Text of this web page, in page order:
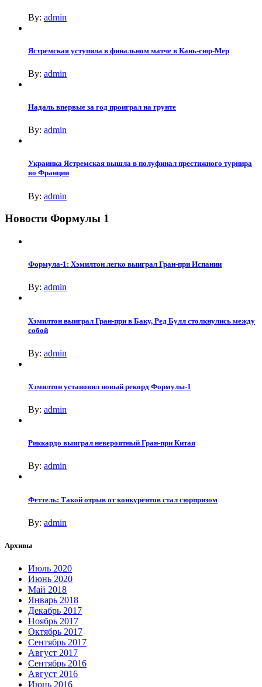
By: admin
Ястремская уступила в финальном матче в Кань-сюр-Мер
By: admin
Надаль впервые за год проиграл на грунте
By: admin
Украинка Ястремская вышла в полуфинал престижного турнира
во Франции
By: admin
Новости Формулы 1
Формула-1: Хэмилтон легко выиграл Гран-при Испании
By: admin
Хэмилтон выиграл Гран-при в Баку, Ред Булл столкнулись между
собой
By: admin
Хэмилтон установил новый рекорд Формулы-1
By: admin
Риккардо выиграл невероятный Гран-при Китая
By: admin
Феттель: Такой отрыв от конкурентов стал сюрпризом
By: admin
Архивы
Июль 2020
Июнь 2020
Май 2018
Январь 2018
Декабрь 2017
Ноябрь 2017
Октябрь 2017
Сентябрь 2017
Август 2017
Сентябрь 2016
Август 2016
Июнь 2016